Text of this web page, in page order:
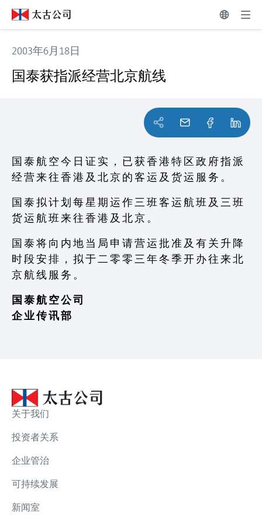
2003年6月18日
国泰获指派经营北京航线
国 泰 航 空 今 日 证 实 ， 已 获 香 港 特 区 政 府 指 派
经 营 来 往 香 港 及 北 京 的 客 运 及 货 运 服 务 。
国 泰 拟 计 划 每 星 期 运 作 三 班 客 运 航 班 及 三 班
货 运 航 班 来 往 香 港 及 北 京 。
国 泰 将 向 内 地 当 局 申 请 营 运 批 准 及 有 关 升 降
时 段 安 排 ， 拟 于 二 零 零 三 年 冬 季 开 办 往 来 北
京 航 线 服 务 。
国 泰 航 空 公 司
企 业 传 讯 部
关于我们
投资者关系
企业管治
可持续发展
新闻室